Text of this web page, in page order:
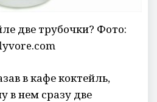
две трубочки? Фото:
в кафе коктейль,
в нем сразу две